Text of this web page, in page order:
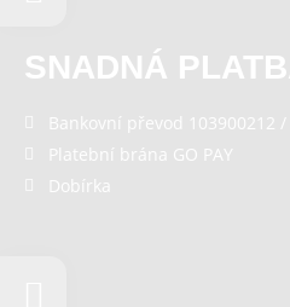
SNADNÁ
Bankovní převod 103900212 /
Platební brána GO PAY
Dobírka